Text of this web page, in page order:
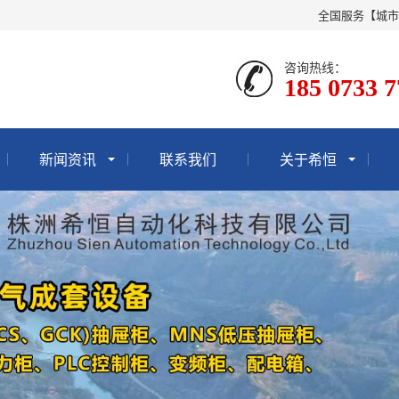
全国服务【城
咨询热线：
185 0733
新闻资讯 联系我们 关于希恒